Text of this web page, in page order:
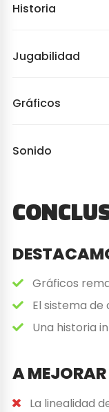
Historia
Jugabilidad
Gráficos
Sonido
Gráficos
El sistema
Una historia
A MEJORAR
La linealidad